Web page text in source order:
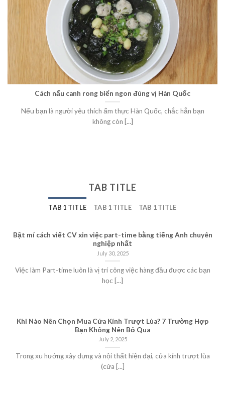
Cách nấu canh rong biển ngon đúng vị Hàn Quốc
Nếu bạn là người yêu thích ẩm thực Hàn Quốc, chắc hẳn bạn
không còn [...]
TAB TITLE
TAB 1 TITLE TAB 1 TITLE TAB 1 TITLE
Bật mí cách viết CV xin việc part-time bằng tiếng Anh chuyên
nghiệp nhất
July 30, 2025
Việc làm Part-time luôn là vị trí công việc hàng đầu được các bạn
học [...]
Khi Nào Nên Chọn Mua Cửa Kính Trượt Lùa? 7 Trường Hợp
Bạn Không Nên Bỏ Qua
July 2, 2025
Trong xu hướng xây dựng và nội thất hiện đại, cửa kính trượt lùa
(cửa [...]